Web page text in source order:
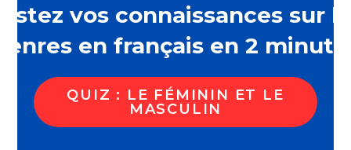
vos connaissances sur
en français en 2
QUIZ : LE FÉMININ ET LE
MASCULIN